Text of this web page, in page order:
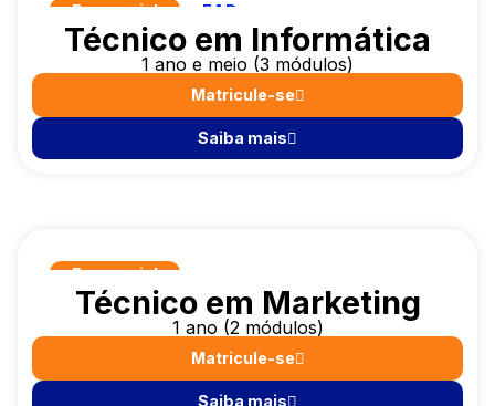
Presencial EAD
Técnico em Informática
1 ano e meio (3 módulos)
Matricule-se
Saiba mais
Presencial
Técnico em Marketing
1 ano (2 módulos)
Matricule-se
Saiba mais